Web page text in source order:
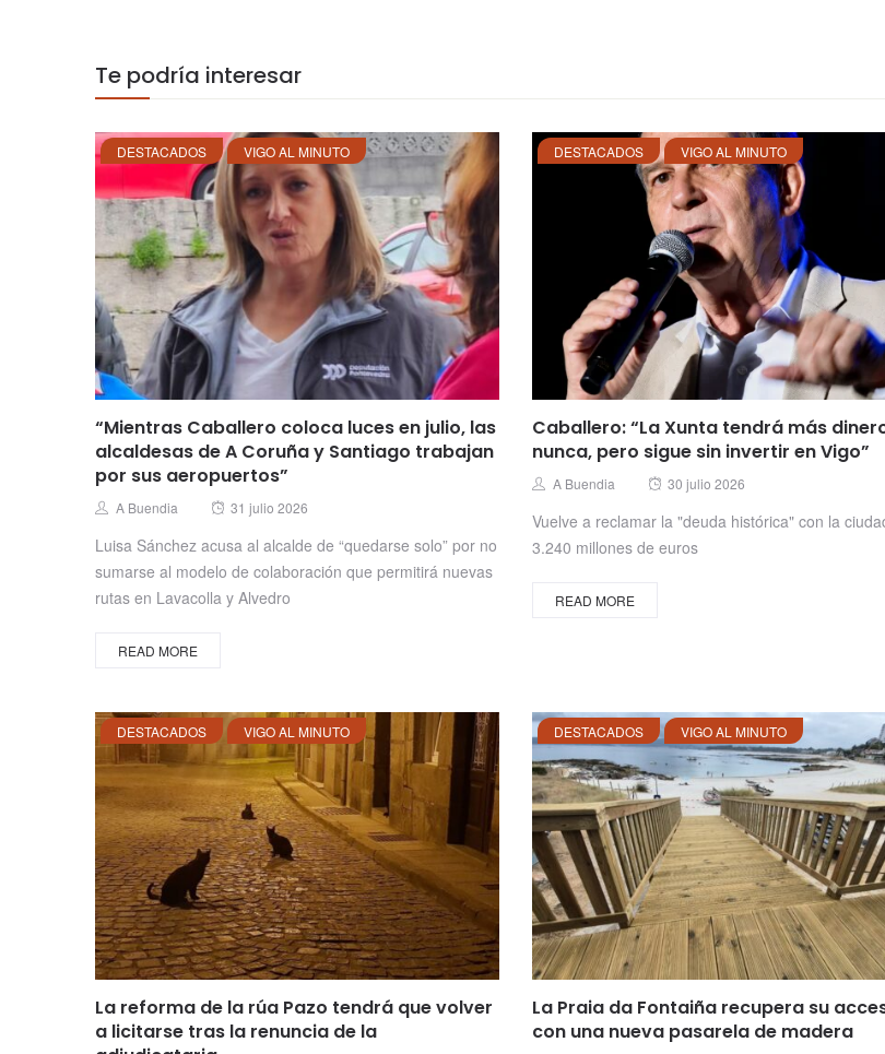
Te podría interesar
DESTACADOS VIGO AL MINUTO
“Mientras Caballero coloca luces en julio, las
alcaldesas de A Coruña y Santiago trabajan
por sus aeropuertos”
Author
A Buendia
Posted
31 julio 2026
Luisa Sánchez acusa al alcalde de “quedarse solo” por no
sumarse al modelo de colaboración que permitirá nuevas
rutas en Lavacolla y Alvedro
READ MORE
DESTACADOS VIGO AL MINUTO
Caballero: “La Xunta tendrá más
nunca, pero sigue sin invertir en Vigo”
Author
A Buendia
Posted
30 julio 2026
Vuelve a reclamar la "deuda histórica" con la
3.240 millones de euros
READ MORE
DESTACADOS VIGO AL MINUTO
La reforma de la rúa Pazo tendrá que volver
a licitarse tras la renuncia de la
DESTACADOS VIGO AL MINUTO
La Praia da Fontaiña recupera su
con una nueva pasarela de madera